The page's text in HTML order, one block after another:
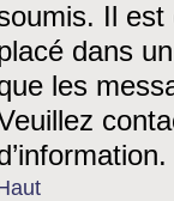
Il est
dans
les